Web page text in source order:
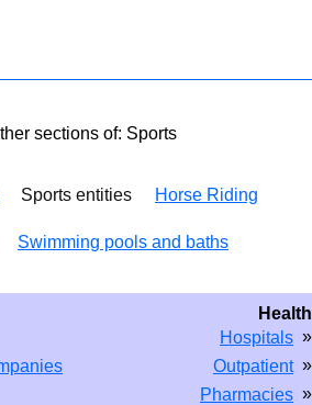
sections of: Sports
Sports entities Horse Riding
Swimming pools and baths
Health
Hospitals »
Outpatient »
Pharmacies »